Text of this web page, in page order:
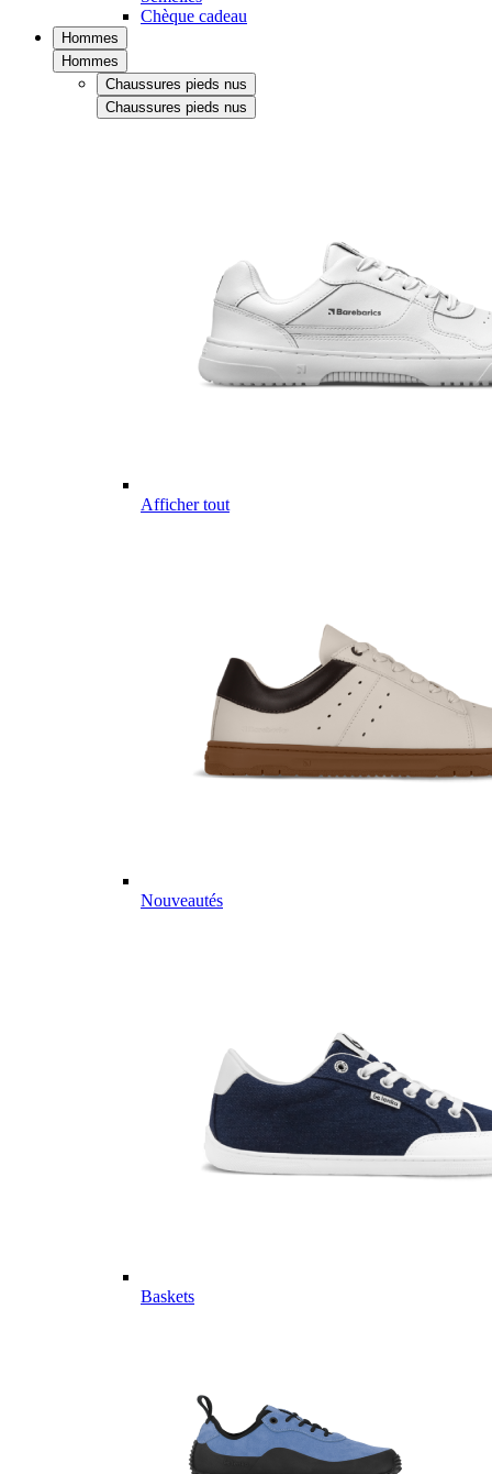
Chèque cadeau
Hommes
Hommes
Chaussures pieds nus
Chaussures pieds nus
Afficher tout
Nouveautés
Baskets